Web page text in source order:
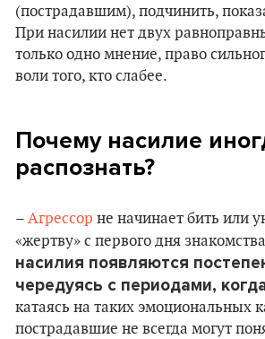
(пострадавшим), подчинить,
При насилии нет двух
только одно мнение, право
воли того, кто слабее.
Почему насилие
распознать?
– Агрессор не начинает бить или
«жертву» с первого дня
насилия появляются
чередуясь с периодами,
катаясь на таких эмоциональных
пострадавшие не всегда могут